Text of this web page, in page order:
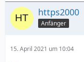
https2000
Anfänger
15. April 2021 um 10:04